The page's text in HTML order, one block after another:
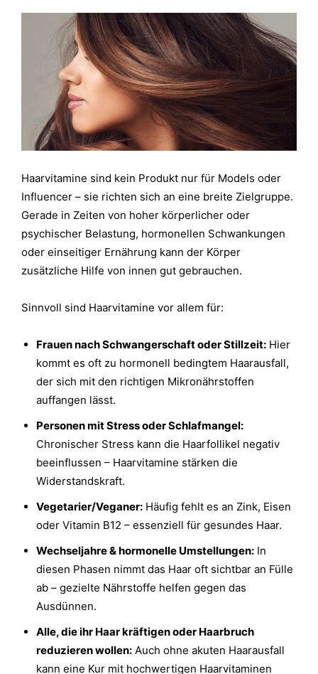
Haarvitamine sind kein Produkt nur für Models oder
Influencer – sie richten sich an eine breite Zielgruppe.
Gerade in Zeiten von hoher körperlicher oder
psychischer Belastung, hormonellen Schwankungen
oder einseitiger Ernährung kann der Körper
zusätzliche Hilfe von innen gut gebrauchen.
Sinnvoll sind Haarvitamine vor allem für:
Frauen nach Schwangerschaft oder Stillzeit: Hier
kommt es oft zu hormonell bedingtem Haarausfall,
der sich mit den richtigen Mikronährstoffen
auffangen lässt.
Personen mit Stress oder Schlafmangel:
Chronischer Stress kann die Haarfollikel negativ
beeinflussen – Haarvitamine stärken die
Widerstandskraft.
Vegetarier/Veganer: Häufig fehlt es an Zink, Eisen
oder Vitamin B12 – essenziell für gesundes Haar.
Wechseljahre & hormonelle Umstellungen: In
diesen Phasen nimmt das Haar oft sichtbar an Fülle
ab – gezielte Nährstoffe helfen gegen das
Ausdünnen.
Alle, die ihr Haar kräftigen oder Haarbruch
reduzieren wollen: Auch ohne akuten Haarausfall
kann eine Kur mit hochwertigen Haarvitaminen